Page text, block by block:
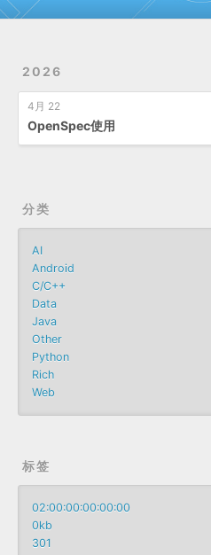
2026
4月 22
OpenSpec使用
分类
AI
Android
C/C++
Data
Java
Other
Python
Rich
Web
标签
02:00:00:00:00:00
0kb
301